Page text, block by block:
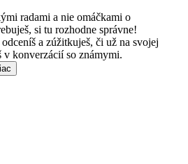
radami a nie omáčkami o
si tu rozhodne správne!
a zúžitkuješ, či už na svojej
v konverzácií so známymi.